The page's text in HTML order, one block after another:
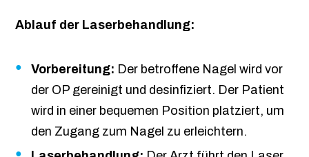
Ablauf der Laserbehandlung:
Vorbereitung: Der betroffene Nagel wird vor
der OP gereinigt und desinfiziert. Der Patient
wird in einer bequemen Position platziert, um
den Zugang zum Nagel zu erleichtern.